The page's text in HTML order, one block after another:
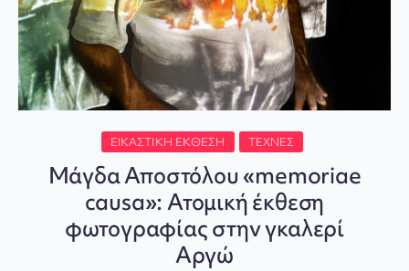
ΕΙΚΑΣΤΙΚΉ ΈΚΘΕΣΗ ΤΈΧΝΕΣ
Μάγδα Αποστόλου «memoriae
causa»: Ατομική έκθεση
φωτογραφίας στην γκαλερί
Αργώ